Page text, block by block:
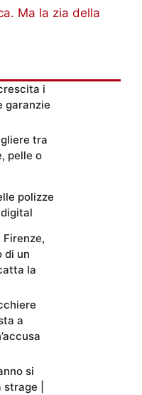
Ma la zia della
i
garanzie
tra
pelle o
polizze
di un
la
a
si
|